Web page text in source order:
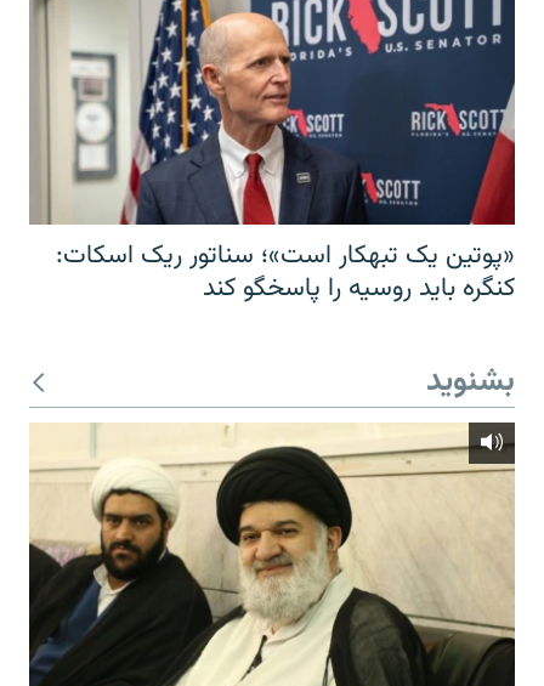
«پوتین یک تبهکار است»؛ سناتور ریک اسکات:
کنگره باید روسیه را پاسخگو کند
بشنوید